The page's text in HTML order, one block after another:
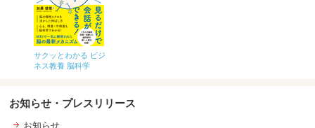
サクッとわかる ビジ
ネス教養 脳科学
お知らせ・プレスリリース
お知らせ